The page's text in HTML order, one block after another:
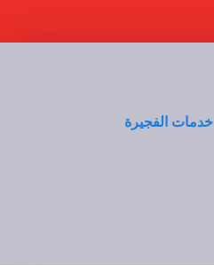
خدمات الفجيرة